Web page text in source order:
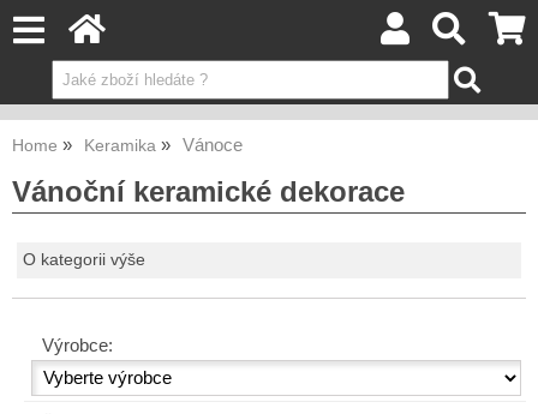
Home Keramika Vánoce
Vánoční keramické dekorace
O kategorii výše
Výrobce: